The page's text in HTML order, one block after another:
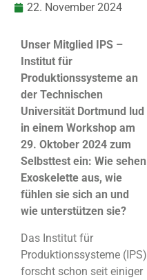
22. November 2024
Unser Mitglied IPS –
Institut für
Produktionssysteme an
der Technischen
Universität Dortmund lud
in einem Workshop am
29. Oktober 2024 zum
Selbsttest ein: Wie sehen
Exoskelette aus, wie
fühlen sie sich an und
wie unterstützen sie?
Das Institut für
Produktionssysteme (IPS)
forscht schon seit einiger